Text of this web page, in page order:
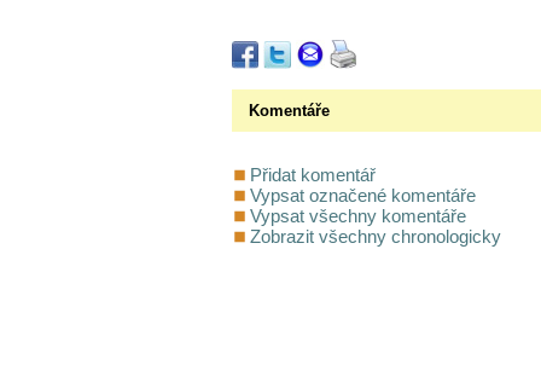
Komentáře
Přidat komentář
Vypsat označené komentáře
Vypsat všechny komentáře
Zobrazit všechny chronologicky